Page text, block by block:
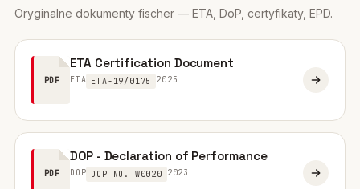
Oryginalne dokumenty fischer — ETA, DoP, certyfikaty, EPD.
PDF
ETA Certification Document
ETA ETA-19/0175 2025
PDF
DOP - Declaration of Performance
DOP DOP NO. W0020 2023